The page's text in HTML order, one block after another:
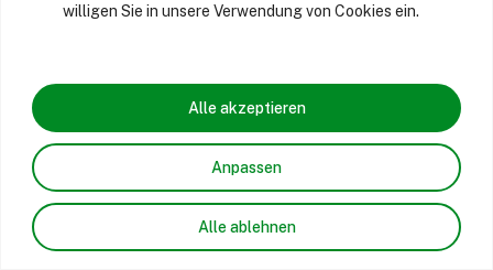
willigen Sie in unsere Verwendung von Cookies ein.
Anpassen
Alle ablehnen
Alle akzeptieren